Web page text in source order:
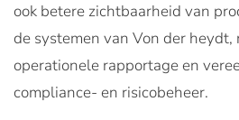
ook betere zichtbaarheid van
de systemen van Von der
operationele rapportage en
compliance- en risicobeheer.